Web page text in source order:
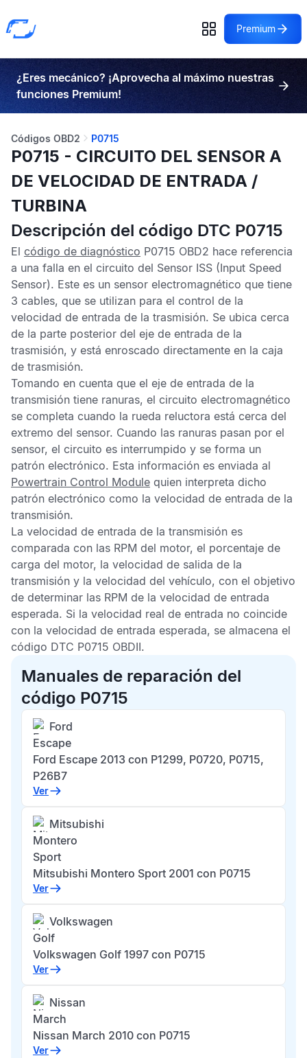
Premium
¿Eres mecánico? ¡Aprovecha al máximo nuestras
funciones Premium!
Códigos OBD2 P0715
P0715 - CIRCUITO DEL SENSOR A
DE VELOCIDAD DE ENTRADA /
TURBINA
Descripción del código DTC P0715
El código de diagnóstico P0715 OBD2 hace referencia
a una falla en el circuito del Sensor ISS (Input Speed
Sensor). Este es un sensor electromagnético que tiene
3 cables, que se utilizan para el control de la
velocidad de entrada de la trasmisión. Se ubica cerca
de la parte posterior del eje de entrada de la
trasmisión, y está enroscado directamente en la caja
de trasmisión.
Tomando en cuenta que el eje de entrada de la
transmisión tiene ranuras, el circuito electromagnético
se completa cuando la rueda reluctora está cerca del
extremo del sensor. Cuando las ranuras pasan por el
sensor, el circuito es interrumpido y se forma un
patrón electrónico. Esta información es enviada al
Powertrain Control Module quien interpreta dicho
patrón electrónico como la velocidad de entrada de la
transmisión.
La velocidad de entrada de la transmisión es
comparada con las RPM del motor, el porcentaje de
carga del motor, la velocidad de salida de la
transmisión y la velocidad del vehículo, con el objetivo
de determinar las RPM de la velocidad de entrada
esperada. Si la velocidad real de entrada no coincide
con la velocidad de entrada esperada, se almacena el
código DTC P0715 OBDII.
Manuales de reparación del
código P0715
Ford
Escape
Ford Escape 2013 con P1299, P0720, P0715,
P26B7
Ver
Mitsubishi
Montero
Sport
Mitsubishi Montero Sport 2001 con P0715
Ver
Volkswagen
Golf
Volkswagen Golf 1997 con P0715
Ver
Nissan
March
Nissan March 2010 con P0715
Ver